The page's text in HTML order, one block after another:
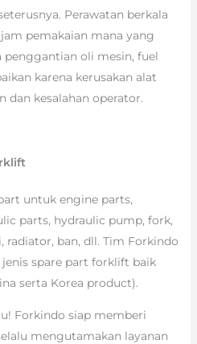
Perawatan berkala
pemakaian mana yang
oli mesin, fuel
karena kerusakan alat
dan kesalahan operator.
untuk engine parts,
parts, hydraulic pump, fork,
radiator, ban, dll. Tim Forkindo
spare part forklift baik
serta Korea product).
Forkindo siap memberi
mengutamakan layanan